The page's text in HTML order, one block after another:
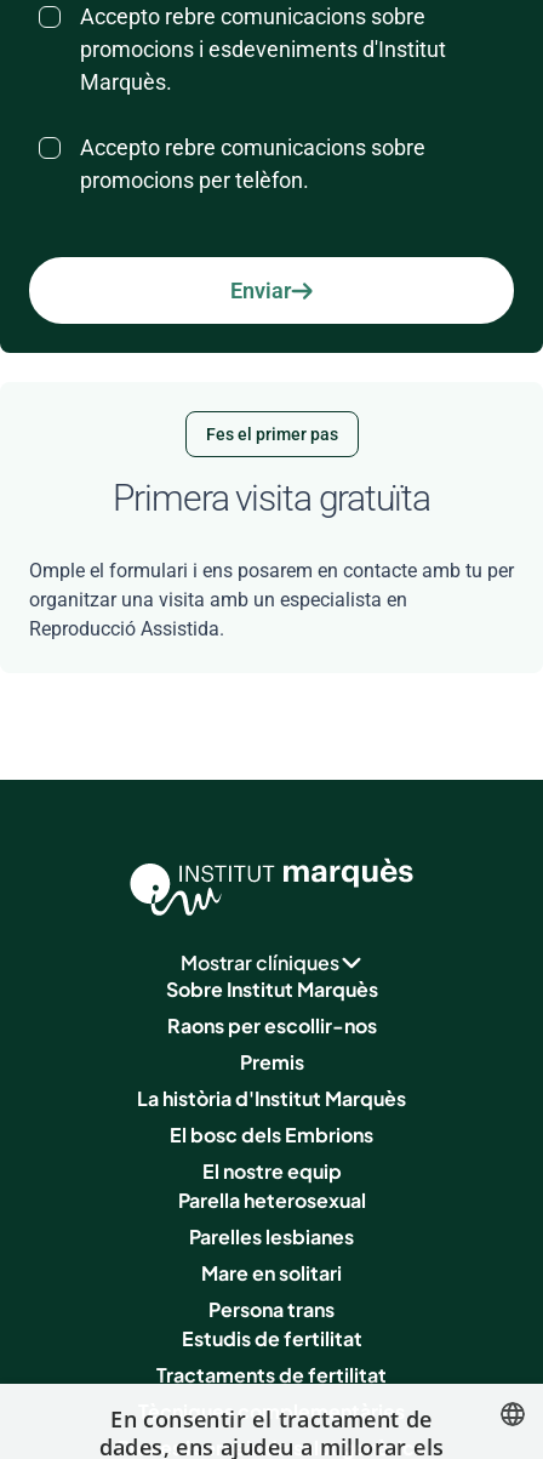
Accepto rebre comunicacions sobre
promocions i esdeveniments d'Institut
Marquès.
Accepto rebre comunicacions sobre
promocions per telèfon.
Enviar
Fes el primer pas
Primera visita gratuïta
Omple el formulari i ens posarem en contacte amb tu per
organitzar una visita amb un especialista en
Reproducció Assistida.
Mostrar clíniques
Sobre Institut Marquès
Raons per escollir-nos
Premis
La història d'Institut Marquès
El bosc dels Embrions
El nostre equip
Parella heterosexual
Parelles lesbianes
Mare en solitari
Persona trans
Estudis de fertilitat
Tractaments de fertilitat
Tècniques complementàries
Proves i serveis de salut genètica
En consentir el tractament de
dades, ens ajudeu a millorar els